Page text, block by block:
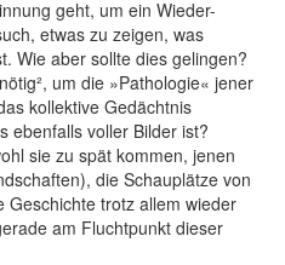
geht, um ein Wieder-
etwas zu zeigen, was
Wie aber sollte dies gelingen?
um die »Pathologie« jener
kollektive Gedächtnis
ebenfalls voller Bilder ist?
sie zu spät kommen, jenen
die Schauplätze von
Geschichte trotz allem wieder
am Fluchtpunkt dieser